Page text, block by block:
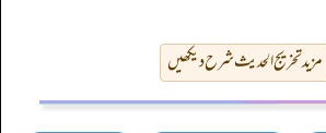
مزید تخریج الحدیث شرح دیکھیں